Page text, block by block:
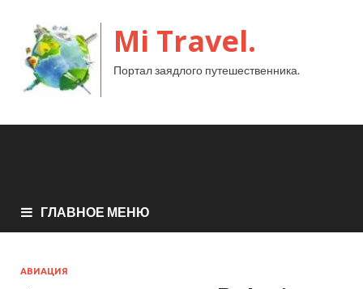
Mi Travel.
Портал заядлого путешественника.
ГЛАВНОЕ МЕНЮ
АВИАЦИЯ